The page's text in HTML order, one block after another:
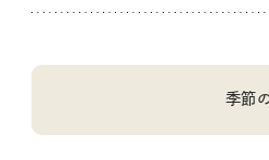
季節